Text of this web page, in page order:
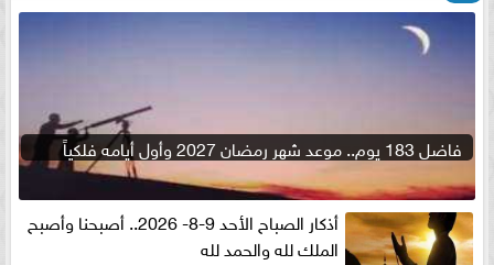
فاضل 183 يوم.. موعد شهر رمضان 2027 وأول أيامه فلكياً
أذكار الصباح الأحد 9-8- 2026.. أصبحنا وأصبح
الملك لله والحمد لله